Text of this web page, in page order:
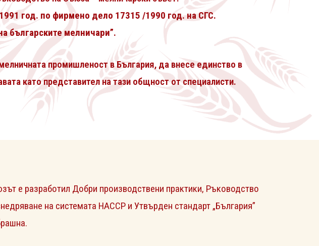
год. по фирмено дело 17315 /1990 год. на СГС.
българските мелничари”.
промишленост в България, да внесе единство в
като представител на тази общност от специалисти.
е разработил Добри производствени практики, Ръководство
на системата НАССР и Утвърден стандарт „България”